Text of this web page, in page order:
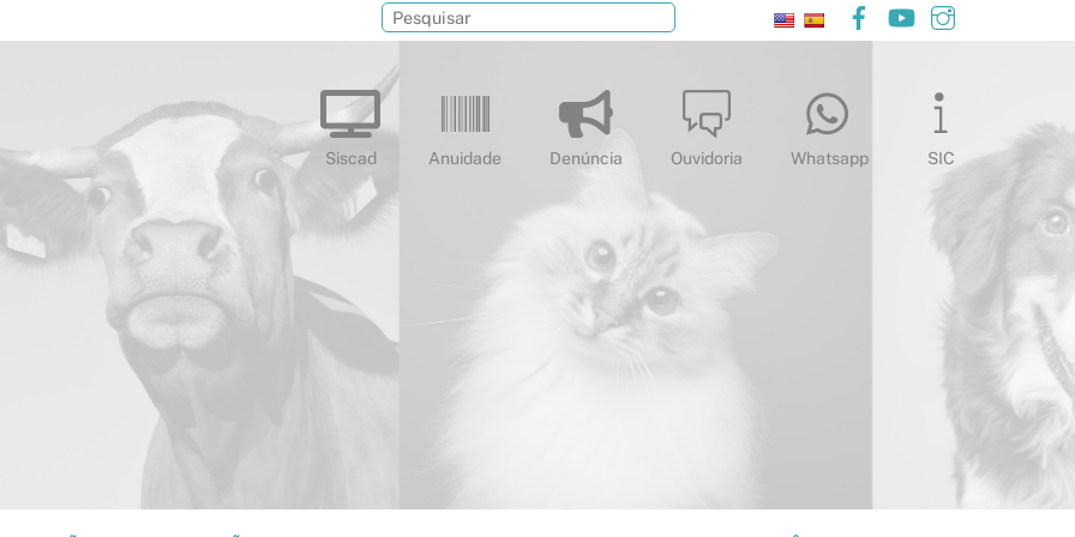
Facebook
YouTube
Siscad Anuidade Denúncia Ouvidoria Whatsapp SIC